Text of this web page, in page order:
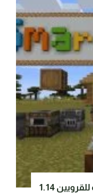
طريقة صنع ادوات التجارة للقرويين 1.14